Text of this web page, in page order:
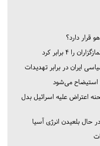
قرار دارد؟
ایران در برابر تهدیدات
و استیضاح می‌شود
اعتراض علیه اسرائیل بدل
حال بلعیدن انرژی آسیا